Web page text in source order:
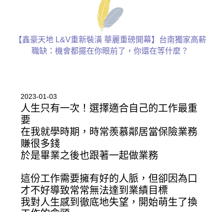
【鑫豪天地 L&V重新裝潢 華麗重磅開幕】台南獨家高薪
職缺：機會都擺在你眼前了，你還在等什麼？
2023-01-03
人生只有一次！選擇適合自己的工作最重
要
在我就學時期，時常羨慕鄰居當保險業務
賺很多錢
於是畢業之後也跟著一起做業務
這份工作需要擁有好的人脈，但卻因為口
才不好導致常常無法達到業績目標
我對人生感到徹底地失望，開始萌生了換